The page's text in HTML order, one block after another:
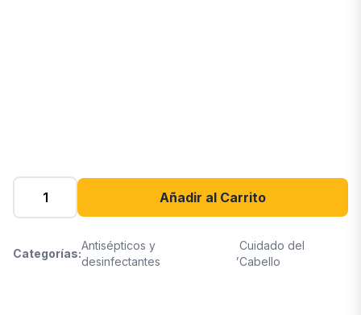
Añadir al Carrito
Categorías:
Antisépticos y
desinfectantes
Cuidado del
Cabello